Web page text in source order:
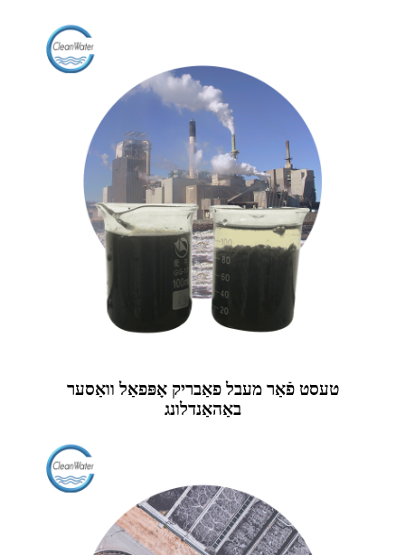
טעסט פֿאַר מעבל פאַבריק אָפּפאַל וואַסער
באַהאַנדלונג